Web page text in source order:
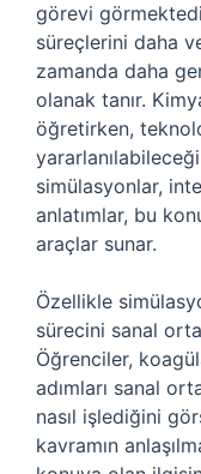
görevi
süreçlerini daha
zamanda daha
olanak tanır.
öğretirken,
simülasyonlar,
anlatımlar, bu
araçlar sunar.
Özellikle
sürecini sanal
Öğrenciler,
adımları sanal
nasıl işlediğini
kavramın